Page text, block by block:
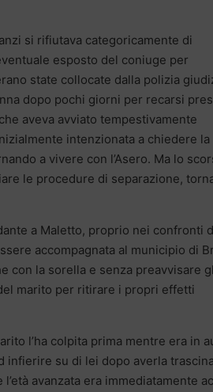
si rifiutava categoricamente di
esposto del coniuge per
state collocate dalla polizia
dopo pochi giorni per recarsi
aveva avviato tempestivamente
intenzionata a chiedere la
a vivere con l’Asero. Ma lo
le procedure di separazione,
a Maletto, proprio nei confronti
accompagnata al municipio di
con la sorella e senza preavvisare
marito per ritirare i propri effetti
l’ha colpita prima mentre era in
su di lei dopo averla
avanzata era immediatamente